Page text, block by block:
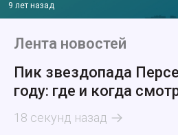
9 лет назад
Лента новостей
Пик звездопада
году: где и когда
18 секунд назад